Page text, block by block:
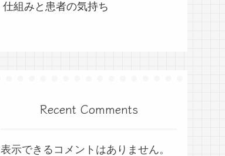
仕組みと患者の気持ち
Recent Comments
表示できるコメントはありません。